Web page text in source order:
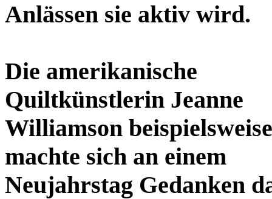
Anlässen sie aktiv wird.
Die amerikanische
Quiltkünstlerin Jeanne
Williamson beispielsweise
machte sich an einem
Neujahrstag Gedanken